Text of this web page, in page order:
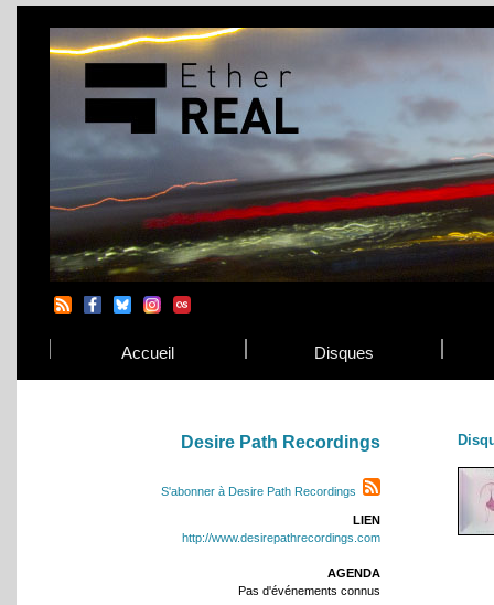
Accueil Disques
Desire Path Recordings
S'abonner à Desire Path Recordings
LIEN
http://www.desirepathrecordings.com
AGENDA
Pas d'événements connus